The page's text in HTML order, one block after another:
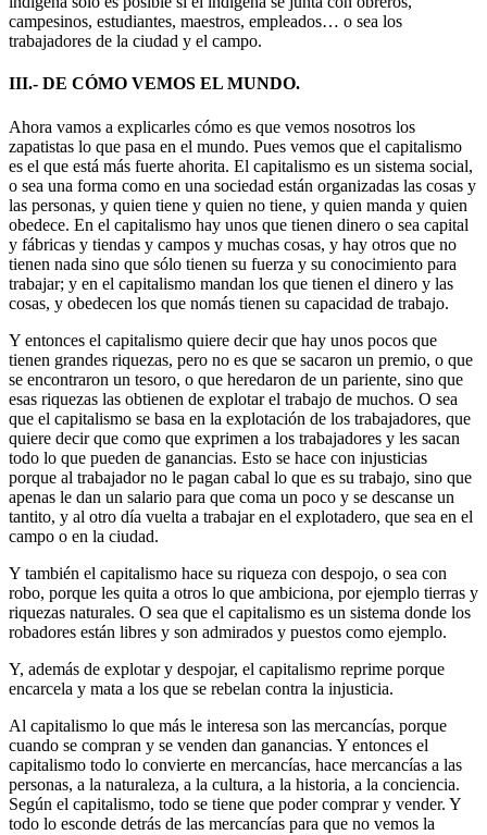
campesinos, estudiantes, maestros, empleados… o sea los
trabajadores de la ciudad y el campo.
III.- DE CÓMO VEMOS EL MUNDO.
Ahora vamos a explicarles cómo es que vemos nosotros los
zapatistas lo que pasa en el mundo. Pues vemos que el capitalismo
es el que está más fuerte ahorita. El capitalismo es un sistema social,
o sea una forma como en una sociedad están organizadas las cosas y
las personas, y quien tiene y quien no tiene, y quien manda y quien
obedece. En el capitalismo hay unos que tienen dinero o sea capital
y fábricas y tiendas y campos y muchas cosas, y hay otros que no
tienen nada sino que sólo tienen su fuerza y su conocimiento para
trabajar; y en el capitalismo mandan los que tienen el dinero y las
cosas, y obedecen los que nomás tienen su capacidad de trabajo.
Y entonces el capitalismo quiere decir que hay unos pocos que
tienen grandes riquezas, pero no es que se sacaron un premio, o que
se encontraron un tesoro, o que heredaron de un pariente, sino que
esas riquezas las obtienen de explotar el trabajo de muchos. O sea
que el capitalismo se basa en la explotación de los trabajadores, que
quiere decir que como que exprimen a los trabajadores y les sacan
todo lo que pueden de ganancias. Esto se hace con injusticias
porque al trabajador no le pagan cabal lo que es su trabajo, sino que
apenas le dan un salario para que coma un poco y se descanse un
tantito, y al otro día vuelta a trabajar en el explotadero, que sea en el
campo o en la ciudad.
Y también el capitalismo hace su riqueza con despojo, o sea con
robo, porque les quita a otros lo que ambiciona, por ejemplo tierras y
riquezas naturales. O sea que el capitalismo es un sistema donde los
robadores están libres y son admirados y puestos como ejemplo.
Y, además de explotar y despojar, el capitalismo reprime porque
encarcela y mata a los que se rebelan contra la injusticia.
Al capitalismo lo que más le interesa son las mercancías, porque
cuando se compran y se venden dan ganancias. Y entonces el
capitalismo todo lo convierte en mercancías, hace mercancías a las
personas, a la naturaleza, a la cultura, a la historia, a la conciencia.
Según el capitalismo, todo se tiene que poder comprar y vender. Y
todo lo esconde detrás de las mercancías para que no vemos la